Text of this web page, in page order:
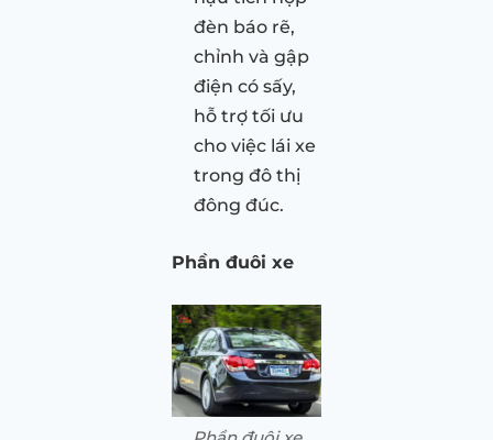
đèn báo rẽ,
chỉnh và gập
điện có sấy,
hỗ trợ tối ưu
cho việc lái xe
trong đô thị
đông đúc.
Phần đuôi xe